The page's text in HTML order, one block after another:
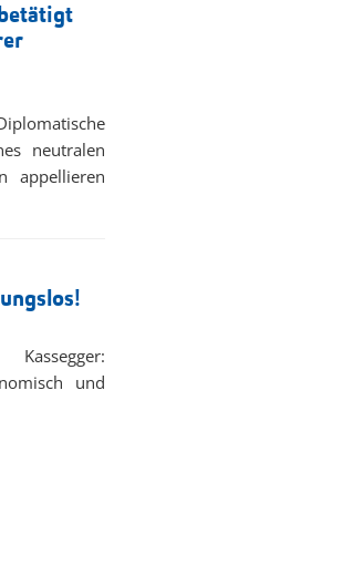
neutralen
appellieren
und